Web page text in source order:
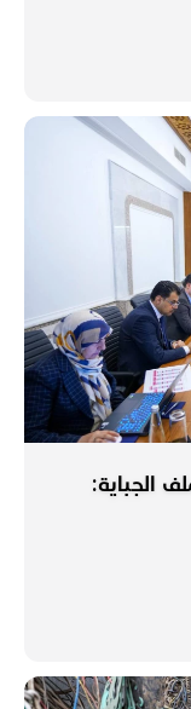
الجباية: